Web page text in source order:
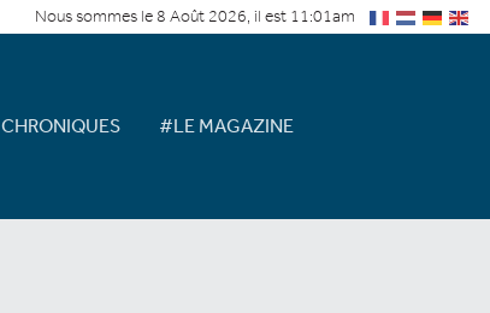
Nous sommes le 8 Août 2026, il est 11:01am
CHRONIQUES #LE MAGAZINE